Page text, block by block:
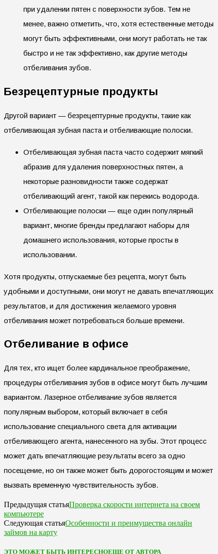
при удалении пятен с поверхности зубов. Тем не
менее, важно отметить, что, хотя естественные методы
могут быть эффективными, они могут работать не так
быстро и не так эффективно, как другие методы
отбеливания зубов.
Безрецептурные продукты
Другой вариант — безрецептурные продукты, такие как
отбеливающая зубная паста и отбеливающие полоски.
Отбеливающая зубная паста часто содержит мягкий
абразив для удаления поверхностных пятен, а
некоторые разновидности также содержат
отбеливающий агент, такой как перекись водорода.
Отбеливающие полоски — еще один популярный
вариант, многие бренды предлагают наборы для
домашнего использования, которые просты в
использовании.
Хотя продукты, отпускаемые без рецепта, могут быть
удобными и доступными, они могут не давать впечатляющих
результатов, и для достижения желаемого уровня
отбеливания может потребоваться больше времени.
Отбеливание в офисе
Для тех, кто ищет более кардинальное преображение,
процедуры отбеливания зубов в офисе могут быть лучшим
вариантом. Лазерное отбеливание зубов является
популярным выбором, который включает в себя
использование специального света для активации
отбеливающего агента, нанесенного на зубы. Этот процесс
может дать впечатляющие результаты всего за одно
посещение, но он также может быть дорогостоящим и может
вызвать временную чувствительность зубов.
Предыдущая статьяПроверка скорости интернета на своем
компьютере
Следующая статьяОсобенности и преимущества онлайн
займов на карту
ЭТО МОЖЕТ БЫТЬ ИНТЕРЕСНОЕЩЕ ОТ АВТОРА